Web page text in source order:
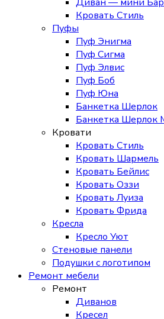
Кровать Стиль
Пуфы
Пуф Энигма
Пуф Сигма
Пуф Элвис
Пуф Боб
Пуф Юна
Банкетка Шерлок
Банкетка Шерлок
Кровати
Кровать Стиль
Кровать Шармель
Кровать Бейлис
Кровать Оззи
Кровать Луиза
Кровать Фрида
Кресла
Кресло Уют
Стеновые панели
Подушки с логотипом
Ремонт мебели
Ремонт
Диванов
Кресел